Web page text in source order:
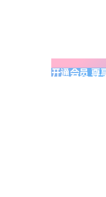
开通会员 尊